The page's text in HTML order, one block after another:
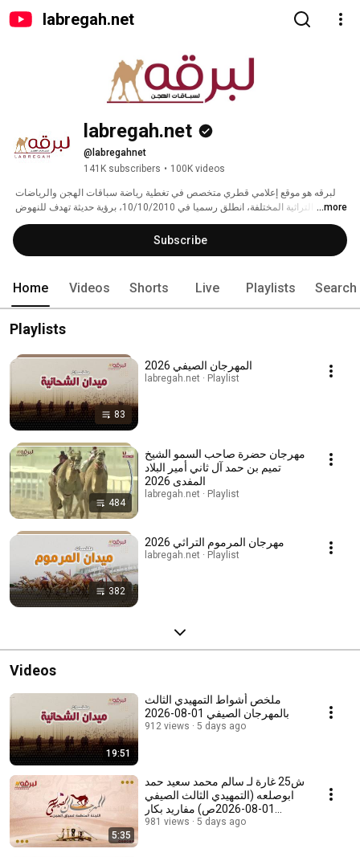
labregah.net
labregah.net
@labregahnet
141K subscribers • 100K videos
...more
Subscribe
Home Videos Shorts Live Playlists Search
Playlists
83
المهرجان الصيفي 2026
labregah.net · Playlist
484
مهرجان حضرة صاحب السمو الشيخ
تميم بن حمد آل ثاني أمير البلاد
المفدى 2026
labregah.net · Playlist
382
مهرجان المرموم التراثي 2026
labregah.net · Playlist
Videos
19:51
ملخص أشواط التمهيدي الثالث
بالمهرجان الصيفي 01-08-2026
912 views 5 days ago
5:35
ش25 غارة لـ سالم محمد سعيد حمد
ابوصلعه (التمهيدي الثالث الصيفي
01-08-2026ص) مفاريد بكار
2:55:81
981 views 5 days ago